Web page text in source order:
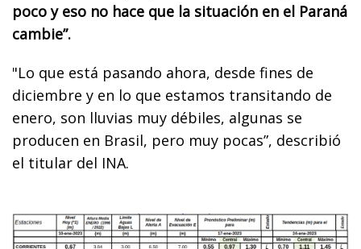
poco y eso no hace que la situación en el Paraná
cambie”.
"Lo que está pasando ahora, desde fines de
diciembre y en lo que estamos transitando de
enero, son lluvias muy débiles, algunas se
producen en Brasil, pero muy pocas”, describió
el titular del INA.